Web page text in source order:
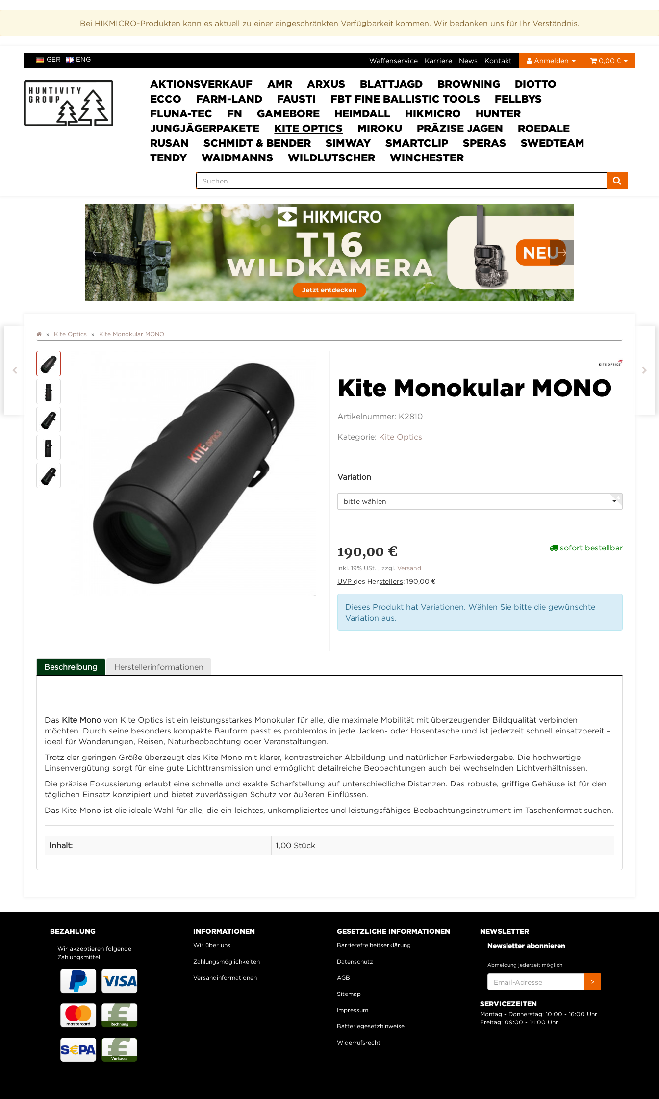
Bei HIKMICRO-Produkten kann es aktuell zu einer eingeschränkten Verfügbarkeit kommen. Wir bedanken uns für Ihr Verständnis.
GER ENG Waffenservice Karriere News Kontakt Anmelden 0,00 €
AKTIONSVERKAUF AMR ARXUS BLATTJAGD BROWNING
DIOTTO
ECCO
FARM-LAND FAUSTI FBT FINE BALLISTIC TOOLS
FELLBYS
FLUNA-TEC
FN GAMEBORE HEIMDALL HIKMICRO
HUNTER
JUNGJÄGERPAKETE
KITE OPTICS MIROKU PRÄZISE JAGEN
ROEDALE
RUSAN
SCHMIDT & BENDER SIMWAY SMARTCLIP SPERAS
SWEDTEAM
TENDY
WAIDMANNS WILDLUTSCHER WINCHESTER
Kite Optics Kite Monokular MONO
Kite Monokular MONO
Artikelnummer: K2810
Kategorie: Kite Optics
Variation
bitte wählen
190,00 €
inkl. 19% USt. , zzgl. Versand
UVP des Herstellers: 190,00 €
sofort bestellbar
Dieses Produkt hat Variationen. Wählen Sie bitte die gewünschte
Variation aus.
Beschreibung Herstellerinformationen
Das Kite Monovon Kite Optics ist ein leistungsstarkes Monokular für alle, die maximale Mobilität mit überzeugender Bildqualität verbinden
möchten. Durch seine besonders kompakte Bauform passt es problemlos in jede Jacken- oder Hosentasche und ist jederzeit schnell einsatzbereit –
ideal für Wanderungen, Reisen, Naturbeobachtung oder Veranstaltungen.
Trotz der geringen Größe überzeugt das Kite Mono mit klarer, kontrastreicher Abbildung und natürlicher Farbwiedergabe. Die hochwertige
Linsenvergütung sorgt für eine gute Lichttransmission und ermöglicht detailreiche Beobachtungen auch bei wechselnden Lichtverhältnissen.
Die präzise Fokussierung erlaubt eine schnelle und exakte Scharfstellung auf unterschiedliche Distanzen. Das robuste, griffige Gehäuse ist für den
täglichen Einsatz konzipiert und bietet zuverlässigen Schutz vor äußeren Einflüssen.
Das Kite Mono ist die ideale Wahl für alle, die ein leichtes, unkompliziertes und leistungsfähiges Beobachtungsinstrument im Taschenformat suchen.
Inhalt: 1,00 Stück
BEZAHLUNG
Wir akzeptieren folgende
Zahlungsmittel
INFORMATIONEN
Wir über uns
Zahlungsmöglichkeiten
Versandinformationen
GESETZLICHE INFORMATIONEN
Barrierefreiheitserklärung
Datenschutz
AGB
Sitemap
Impressum
Batteriegesetzhinweise
Widerrufsrecht
NEWSLETTER
Newsletter abonnieren
Abmeldung jederzeit möglich
ADRESSE
>
SERVICEZEITEN
Montag - Donnerstag: 10:00 - 16:00 Uhr
Freitag: 09:00 - 14:00 Uhr